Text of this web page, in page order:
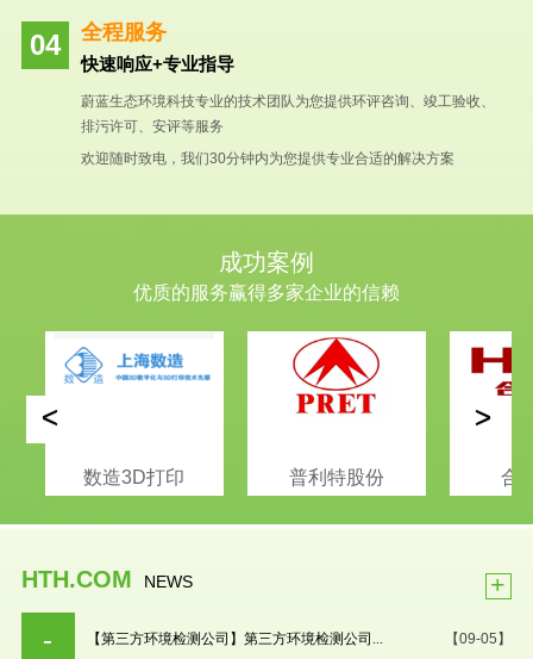
全程服务
快速响应+专业指导
蔚蓝生态环境科技专业的技术团队为您提供环评咨询、竣工验收、
排污许可、安评等服务
欢迎随时致电，我们30分钟内为您提供专业合适的解决方案
成功案例
优质的服务赢得多家企业的信赖
数造3D打印 普利特股份 合
< >
HTH.COM NEWS +
【09-05】
【第三方环境检测公司】第三方环境检测公司...